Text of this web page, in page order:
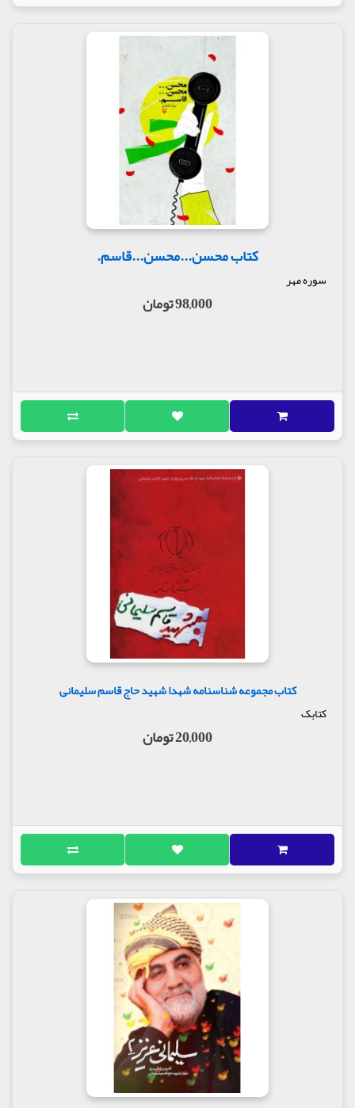
کتاب محسن...محسن...قاسم.
سوره مهر
98,000 تومان
کتاب مجموعه شناسنامه شهدا شهید حاج قاسم سلیمانی
کتابک
20,000 تومان